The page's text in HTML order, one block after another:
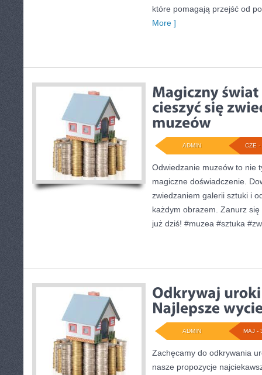
które pomagają przejść od
More ]
CZE -
ADMIN
Odwiedzanie muzeów to nie
magiczne doświadczenie.
zwiedzaniem galerii sztuki i
każdym obrazem. Zanurz
już dziś! #muzea #sztuka
MAJ -
ADMIN
Zachęcamy do odkrywania
nasze propozycje